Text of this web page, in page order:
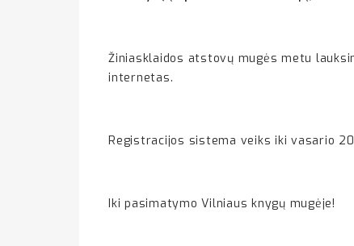
Žiniasklaidos atstovų mugės metu
internetas.
Registracijos sistema veiks iki vasario 20
Iki pasimatymo Vilniaus knygų mugėje!